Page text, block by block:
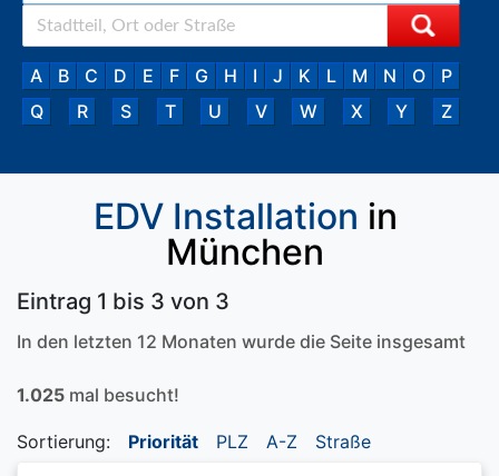
A B C D E F G H I J K L M N O
P
Q
R S T U V W X Y Z
EDV Installation in
München
Eintrag 1 bis 3 von 3
In den letzten 12 Monaten wurde die Seite insgesamt
1.025 mal besucht!
Sortierung: Priorität PLZ A-Z Straße